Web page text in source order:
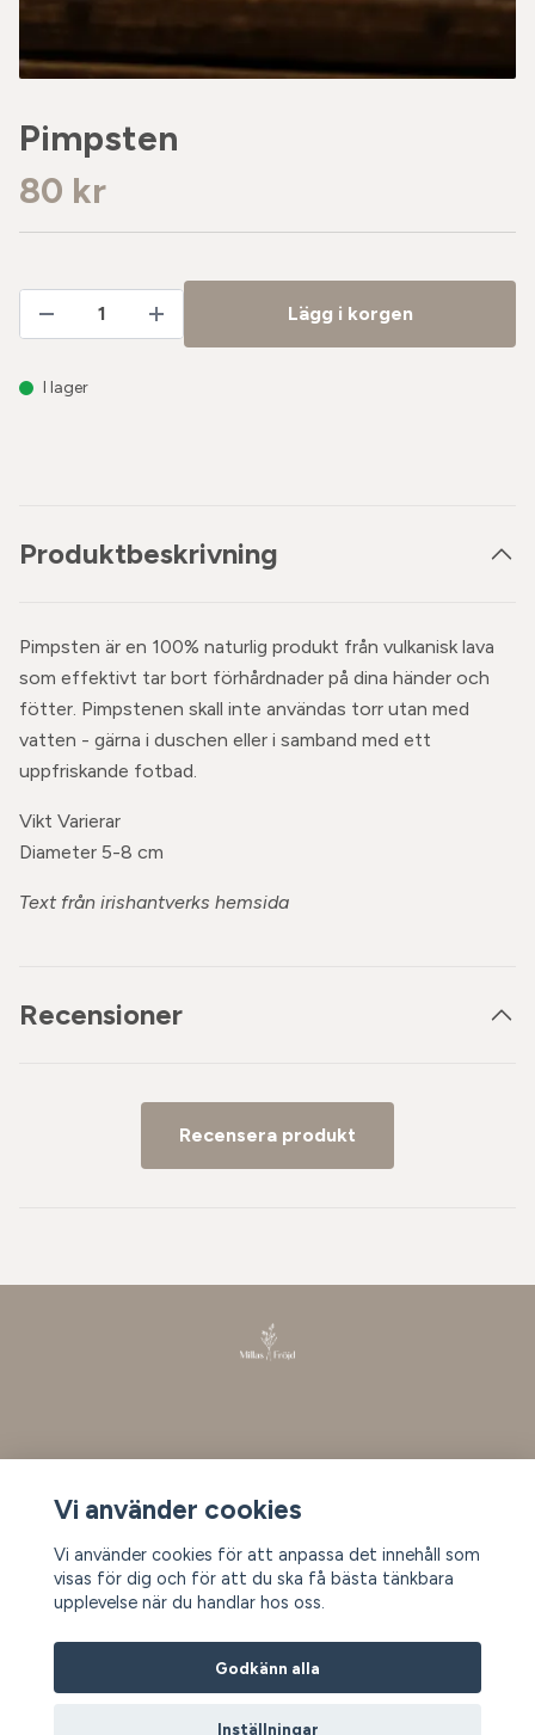
Pimpsten
80 kr
Lägg i korgen
I lager
Produktbeskrivning
Pimpsten är en 100% naturlig produkt från vulkanisk lava
som effektivt tar bort förhårdnader på dina händer och
fötter. Pimpstenen skall inte användas torr utan med
vatten - gärna i duschen eller i samband med ett
uppfriskande fotbad.
Vikt Varierar
Diameter 5-8 cm
Text från irishantverks hemsida
Recensioner
Recensera produkt
Kontakt
Prenumerera på vårt nyhetsbrev
Vi använder cookies
Vi använder cookies för att anpassa det innehåll som
visas för dig och för att du ska få bästa tänkbara
upplevelse när du handlar hos oss.
Godkänn alla
Inställningar